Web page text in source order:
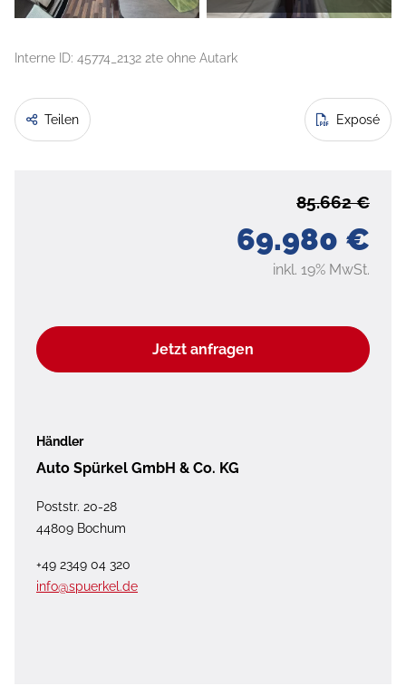
Interne ID: 45774_2132 2te ohne Autark
Teilen Exposé
69.980 €
85.662 €
inkl. 19% MwSt.
Jetzt anfragen
Händler
Auto Spürkel GmbH & Co. KG
Poststr. 20-28
44809 Bochum
+49 2349 04 320
info@spuerkel.de